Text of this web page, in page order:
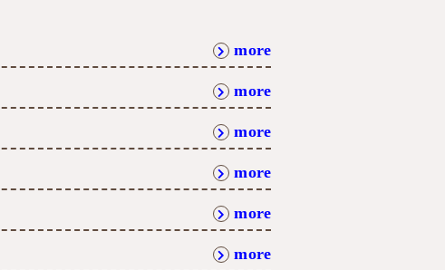
more
more
more
more
more
more